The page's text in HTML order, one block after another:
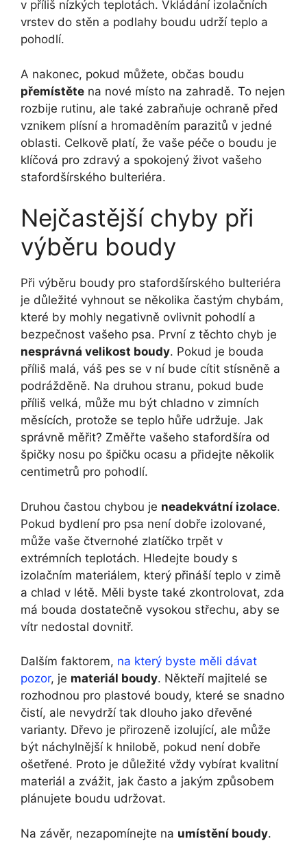
v příliš nízkých teplotách. Vkládání izolačních
vrstev do stěn a podlahy boudu udrží teplo a
pohodlí.
A nakonec, pokud můžete, občas boudu
přemístěte na nové místo na zahradě. To nejen
rozbije rutinu, ale také zabraňuje ochraně před
vznikem plísní a hromaděním parazitů v jedné
oblasti. Celkově platí, že vaše péče o boudu je
klíčová pro zdravý a spokojený život vašeho
stafordšírského bulteriéra.
Nejčastější chyby při
výběru boudy
Při výběru boudy pro stafordšírského bulteriéra
je důležité vyhnout se několika častým chybám,
které by mohly negativně ovlivnit pohodlí a
bezpečnost vašeho psa. První z těchto chyb je
nesprávná velikost boudy. Pokud je bouda
příliš malá, váš pes se v ní bude cítit stísněně a
podrážděně. Na druhou stranu, pokud bude
příliš velká, může mu být chladno v zimních
měsících, protože se teplo hůře udržuje. Jak
správně měřit? Změřte vašeho stafordšíra od
špičky nosu po špičku ocasu a přidejte několik
centimetrů pro pohodlí.
Druhou častou chybou je neadekvátní izolace.
Pokud bydlení pro psa není dobře izolované,
může vaše čtvernohé zlatíčko trpět v
extrémních teplotách. Hledejte boudy s
izolačním materiálem, který přináší teplo v zimě
a chlad v létě. Měli byste také zkontrolovat, zda
má bouda dostatečně vysokou střechu, aby se
vítr nedostal dovnitř.
Dalším faktorem, na který byste měli dávat
pozor, je materiál boudy. Někteří majitelé se
rozhodnou pro plastové boudy, které se snadno
čistí, ale nevydrží tak dlouho jako dřevěné
varianty. Dřevo je přirozeně izolující, ale může
být náchylnější k hnilobě, pokud není dobře
ošetřené. Proto je důležité vždy vybírat kvalitní
materiál a zvážit, jak často a jakým způsobem
plánujete boudu udržovat.
Na závěr, nezapomínejte na umístění boudy.